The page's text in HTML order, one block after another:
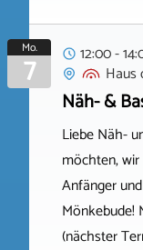
Mo.
7
12:00 -
Haus
Näh- &
Liebe Näh-
möchten,
Anfänger
Mönkebude!
(nächster